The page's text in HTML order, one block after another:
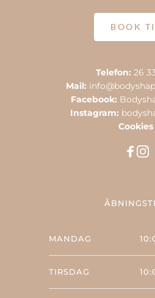
BOOK
Telefon: 26
Mail:
Facebook:
Instagram:
Cookies
MANDAG
TIRSDAG